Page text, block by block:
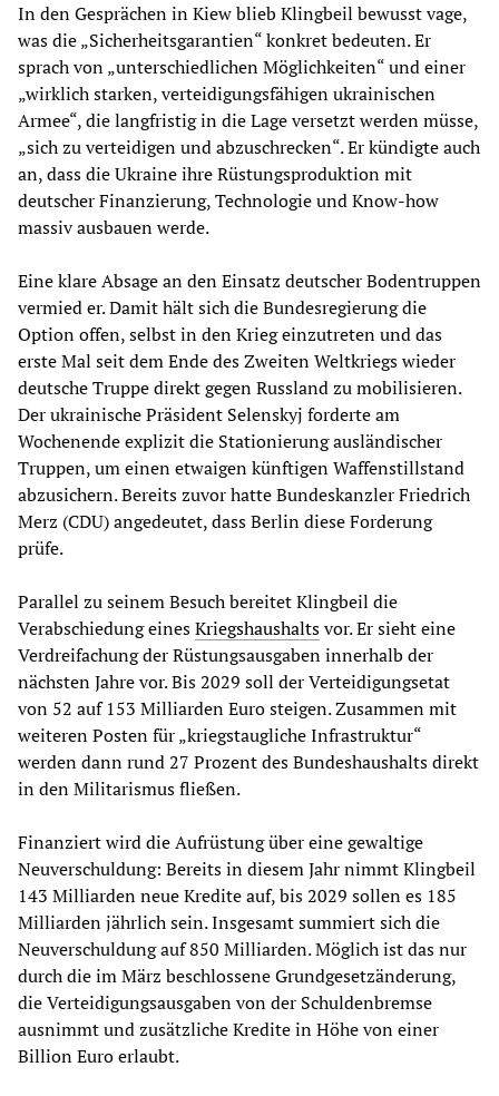
In den Gesprächen in Kiew blieb Klingbeil bewusst vage,
was die „Sicherheitsgarantien“ konkret bedeuten. Er
sprach von „unterschiedlichen Möglichkeiten“ und einer
„wirklich starken, verteidigungsfähigen ukrainischen
Armee“, die langfristig in die Lage versetzt werden müsse,
„sich zu verteidigen und abzuschrecken“. Er kündigte auch
an, dass die Ukraine ihre Rüstungsproduktion mit
deutscher Finanzierung, Technologie und Know-how
massiv ausbauen werde.
Eine klare Absage an den Einsatz deutscher Bodentruppen
vermied er. Damit hält sich die Bundesregierung die
Option offen, selbst in den Krieg einzutreten und das
erste Mal seit dem Ende des Zweiten Weltkriegs wieder
deutsche Truppe direkt gegen Russland zu mobilisieren.
Der ukrainische Präsident Selenskyj forderte am
Wochenende explizit die Stationierung ausländischer
Truppen, um einen etwaigen künftigen Waffenstillstand
abzusichern. Bereits zuvor hatte Bundeskanzler Friedrich
Merz (CDU) angedeutet, dass Berlin diese Forderung
prüfe.
Parallel zu seinem Besuch bereitet Klingbeil die
Verabschiedung einesKriegshaushaltsvor. Er sieht eine
Verdreifachung der Rüstungsausgaben innerhalb der
nächsten Jahre vor. Bis 2029 soll der Verteidigungsetat
von 52 auf 153 Milliarden Euro steigen. Zusammen mit
weiteren Posten für „kriegstaugliche Infrastruktur“
werden dann rund 27 Prozent des Bundeshaushalts direkt
in den Militarismus fließen.
Finanziert wird die Aufrüstung über eine gewaltige
Neuverschuldung: Bereits in diesem Jahr nimmt Klingbeil
143 Milliarden neue Kredite auf, bis 2029 sollen es 185
Milliarden jährlich sein. Insgesamt summiert sich die
Neuverschuldung auf 850 Milliarden. Möglich ist das nur
durch die im März beschlossene Grundgesetzänderung,
die Verteidigungsausgaben von der Schuldenbremse
ausnimmt und zusätzliche Kredite in Höhe von einer
Billion Euro erlaubt.